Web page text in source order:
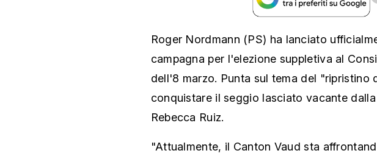
Roger Nordmann (PS) ha lanciato
campagna per l'elezione suppletiva al
dell'8 marzo. Punta sul tema del "ripristino
conquistare il seggio lasciato vacante
Rebecca Ruiz.
"Attualmente, il Canton Vaud sta